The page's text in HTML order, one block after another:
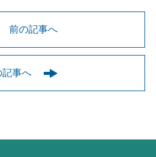
前の記事へ
記事へ